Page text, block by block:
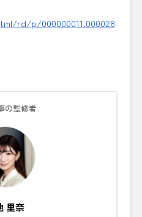
rd/p/000000011.000028
の監修者
里奈